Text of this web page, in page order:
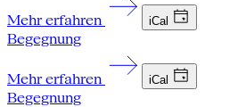
Mehr erfahren iCal
Begegnung
Mehr erfahren iCal
Begegnung